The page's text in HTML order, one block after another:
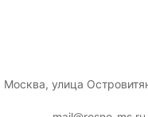
Москва, улица